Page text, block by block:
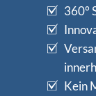
360°
Kein